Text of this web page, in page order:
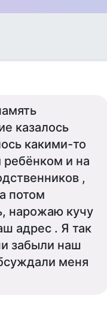
казалось
какими-то
и на
,
потом
нарожаю кучу
адрес . Я так
забыли наш
меня